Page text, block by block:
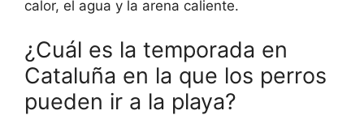
calor, el agua y la arena caliente.
¿Cuál es la temporada en
Cataluña en la que los perros
pueden ir a la playa?